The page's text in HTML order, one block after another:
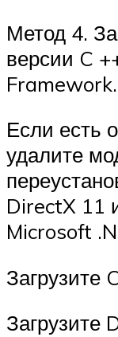
Метод 4.
версии C
Framework.
Если есть
удалите
DirectX 11
Microsoft
Загрузите
Загрузите